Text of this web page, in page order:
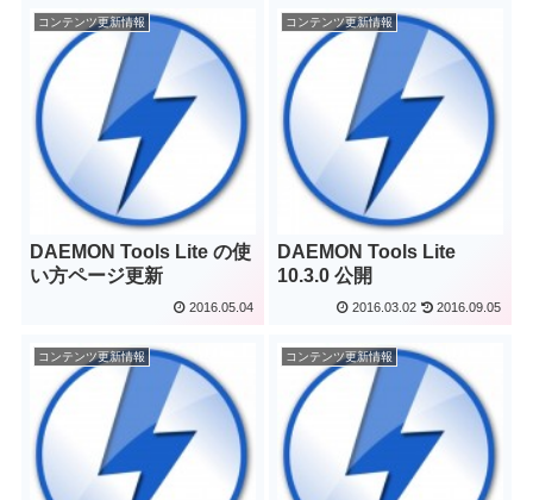
コンテンツ更新情報
DAEMON Tools Lite の使
い方ページ更新
2016.05.04
コンテンツ更新情報
DAEMON Tools Lite
10.3.0 公開
2016.03.02 2016.09.05
コンテンツ更新情報 コンテンツ更新情報